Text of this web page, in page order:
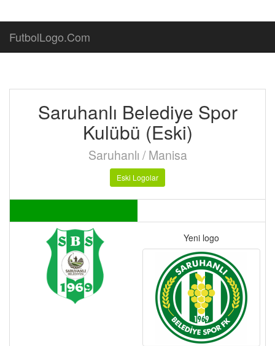
FutbolLogo.Com
Saruhanlı Belediye Spor
Kulübü (Eski)
Saruhanlı / Manisa
Eski Logolar
Yeni logo